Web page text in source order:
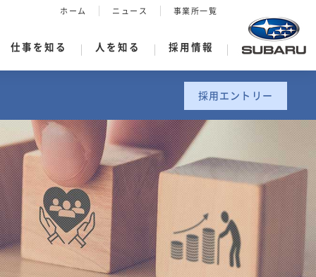
ホーム ニュース 事業所一覧
採用情報
人を知る
仕事を知る
採用エントリー